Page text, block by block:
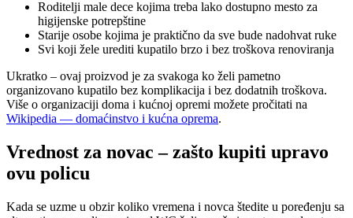
Roditelji male dece kojima treba lako dostupno mesto za
higijenske potrepštine
Starije osobe kojima je praktično da sve bude nadohvat ruke
Svi koji žele urediti kupatilo brzo i bez troškova renoviranja
Ukratko – ovaj proizvod je za svakoga ko želi pametno
organizovano kupatilo bez komplikacija i bez dodatnih troškova.
Više o organizaciji doma i kućnoj opremi možete pročitati na
Wikipedia — domaćinstvo i kućna oprema.
Vrednost za novac – zašto kupiti upravo
ovu policu
Kada se uzme u obzir koliko vremena i novca štedite u poređenju sa